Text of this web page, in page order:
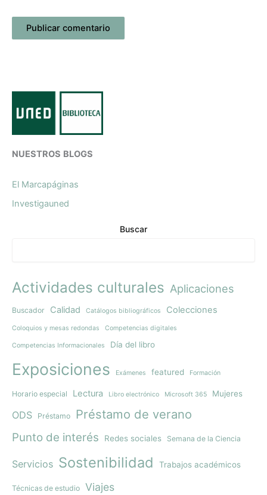
NUESTROS BLOGS
El Marcapáginas
Investigauned
Buscar
Actividades culturales Aplicaciones
Buscador Calidad Catálogos bibliográficos Colecciones
Coloquios y mesas redondas Competencias digitales
Competencias Informacionales Día del libro
Exposiciones Exámenes featured Formación
Horario especial Lectura Libro electrónico Microsoft 365 Mujeres
ODS Préstamo Préstamo de verano
Punto de interés Redes sociales Semana de la Ciencia
Servicios Sostenibilidad Trabajos académicos
Técnicas de estudio Viajes